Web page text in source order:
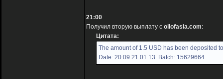
21:00
Получил вторую выплату с oilofasia.com:
Цитата:
The amount of 1.5 USD has been deposited
Date: 20:09 21.01.13. Batch: 15629664.